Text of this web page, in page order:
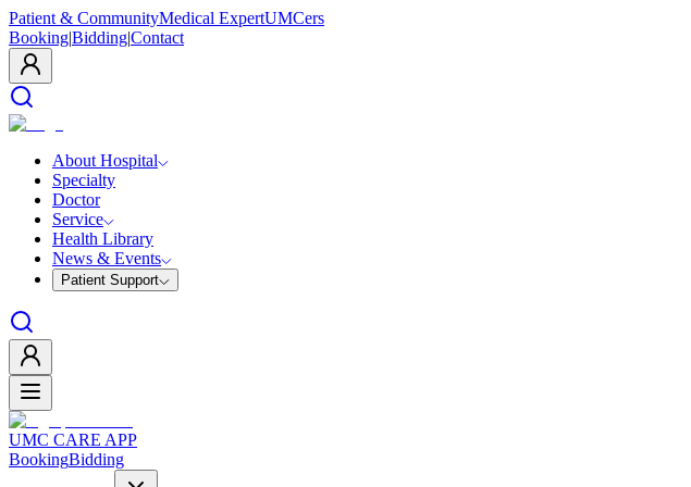
Patient & CommunityMedical ExpertUMCers
Booking|Bidding|Contact
About Hospital
Specialty
Doctor
Service
Health Library
News & Events
Patient Support
UMC CARE APP
BookingBidding